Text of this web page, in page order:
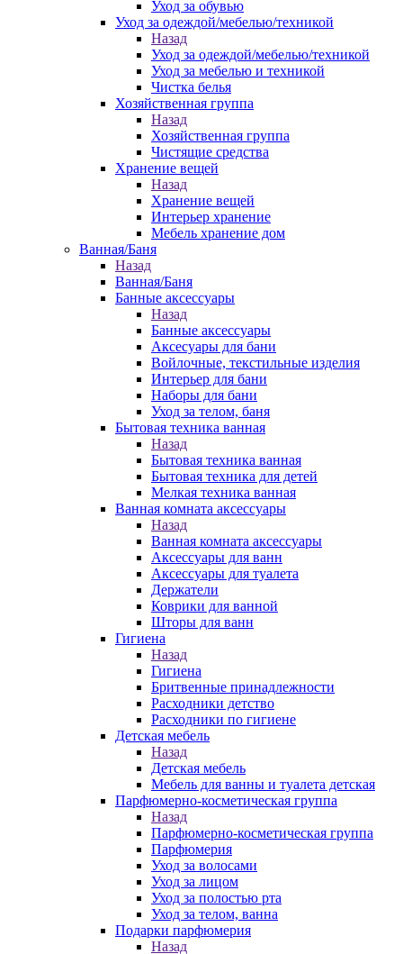
Уход за обувью
Уход за одеждой/мебелью/техникой
Назад
Уход за одеждой/мебелью/техникой
Уход за мебелью и техникой
Чистка белья
Хозяйственная группа
Назад
Хозяйственная группа
Чистящие средства
Хранение вещей
Назад
Хранение вещей
Интерьер хранение
Мебель хранение дом
Ванная/Баня
Назад
Ванная/Баня
Банные аксессуары
Назад
Банные аксессуары
Аксесуары для бани
Войлочные, текстильные изделия
Интерьер для бани
Наборы для бани
Уход за телом, баня
Бытовая техника ванная
Назад
Бытовая техника ванная
Бытовая техника для детей
Мелкая техника ванная
Ванная комната аксессуары
Назад
Ванная комната аксессуары
Аксессуары для ванн
Аксессуары для туалета
Держатели
Коврики для ванной
Шторы для ванн
Гигиена
Назад
Гигиена
Бритвенные принадлежности
Расходники детство
Расходники по гигиене
Детская мебель
Назад
Детская мебель
Мебель для ванны и туалета детская
Парфюмерно-косметическая группа
Назад
Парфюмерно-косметическая группа
Парфюмерия
Уход за волосами
Уход за лицом
Уход за полостью рта
Уход за телом, ванна
Подарки парфюмерия
Назад